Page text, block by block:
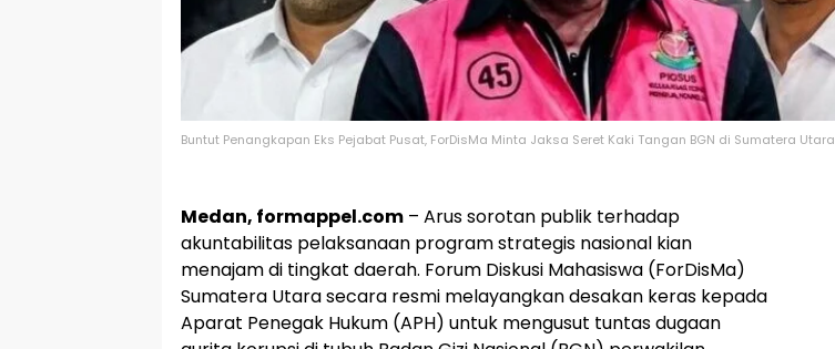
Buntut Penangkapan Eks Pejabat Pusat, ForDisMa Minta Jaksa Seret Kaki Tangan BGN di Sumatera Utara
Medan, formappel.com – Arus sorotan publik terhadap
akuntabilitas pelaksanaan program strategis nasional kian
menajam di tingkat daerah. Forum Diskusi Mahasiswa (ForDisMa)
Sumatera Utara secara resmi melayangkan desakan keras kepada
Aparat Penegak Hukum (APH) untuk mengusut tuntas dugaan